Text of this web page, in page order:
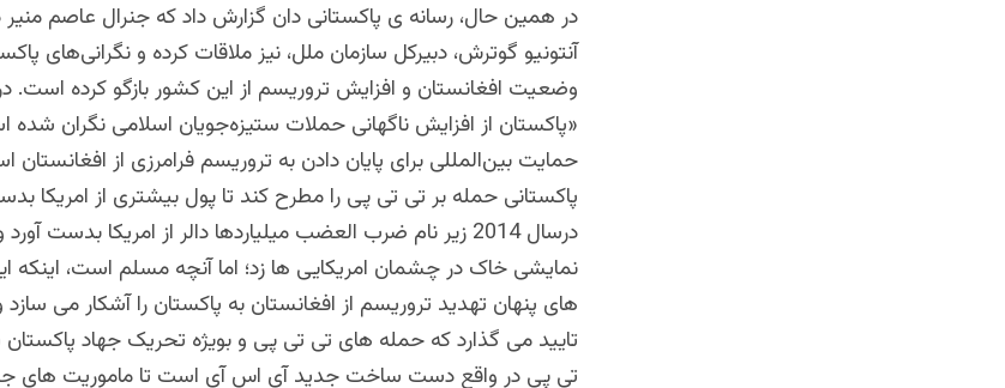
در همین حال، رسانه ی پاکستانی دان گزارش داد که جنرال عاصم منیر
آنتونیو گوترش، دبیرکل سازمان ملل، نیز ملاقات کرده و نگرانی‌های
وضعیت افغانستان و افزایش تروریسم از این کشور بازگو کرده است.
«پاکستان از افزایش ناگهانی حملات ستیزه‌جویان اسلامی نگران شده
حمایت بین‌المللی برای پایان دادن به تروریسم فرامرزی از
پاکستانی حمله بر تی تی پی را مطرح کند تا پول بیشتری از امریکا
درسال 2014 زیر نام ضرب العضب میلیاردها دالر از امریکا بدست
نمایشی خاک در چشمان امریکایی ها زد؛ اما آنچه مسلم است، اینکه
های پنهان تهدید تروریسم از افغانستان به پاکستان را آشکار می
تایید می گذارد که حمله های تی تی پی و بویژه تحریک جهاد
تی پی در واقع دست ساخت جدید آی اس آی است تا ماموریت های